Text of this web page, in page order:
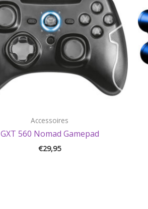
Accessoires
GXT 560 Nomad Gamepad
€29,95